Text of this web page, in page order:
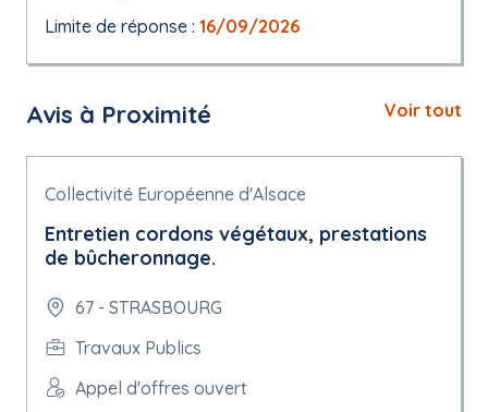
Limite de réponse : 16/09/2026
Avis à Proximité Voir tout
Collectivité Européenne d'Alsace
Entretien cordons végétaux, prestations
de bûcheronnage.
67 - STRASBOURG
Travaux Publics
Appel d'offres ouvert